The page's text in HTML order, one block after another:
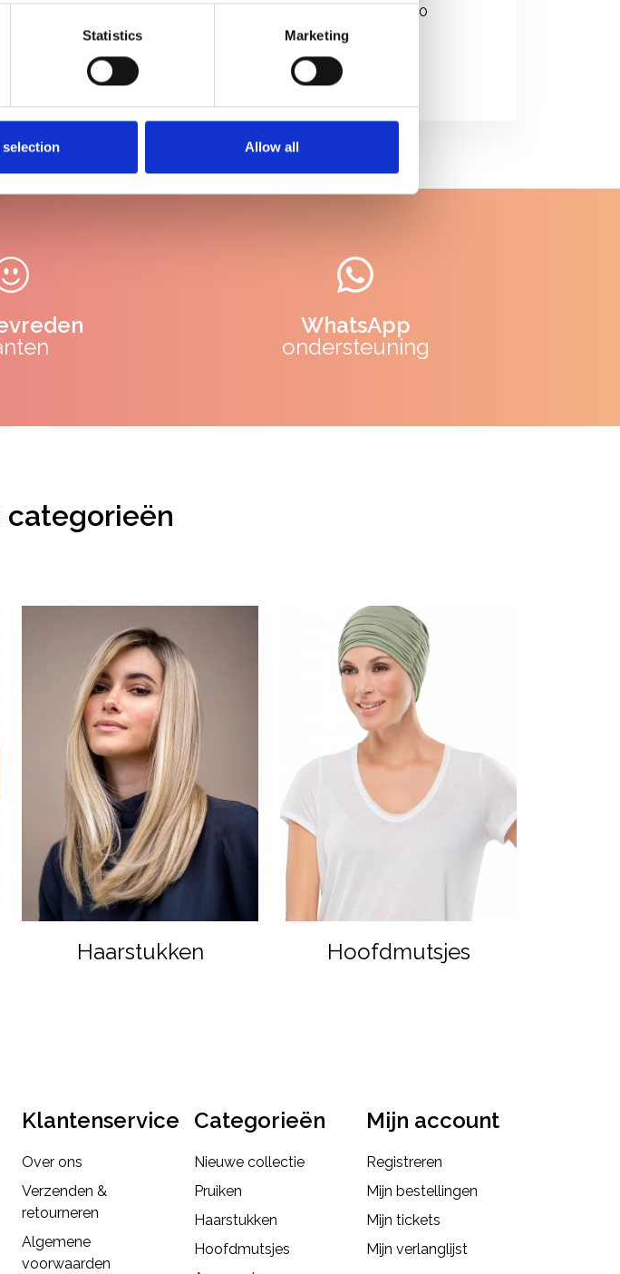
Statistics Marketing
Allow all
Tied
€299,00
WhatsApp
ondersteuning
Haarstukken Hoofdmutsjes
Klantenservice
Over ons
Verzenden &
retourneren
Algemene
voorwaarden
Categorieën
Nieuwe collectie
Pruiken
Haarstukken
Hoofdmutsjes
Mijn account
Registreren
Mijn bestellingen
Mijn tickets
Mijn verlanglijst